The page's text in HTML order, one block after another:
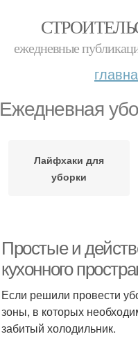
ежедневные
Ежедневная
Лайфхаки для
уборки
Простые и
кухонного
Если решили провести
зоны, в которых
забитый холодильник.